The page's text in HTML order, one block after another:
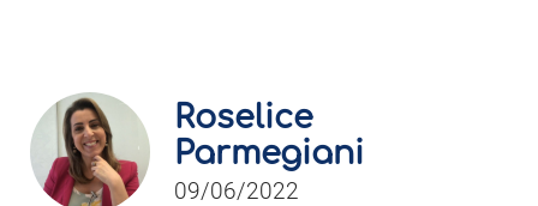
Roselice
Parmegiani
09/06/2022